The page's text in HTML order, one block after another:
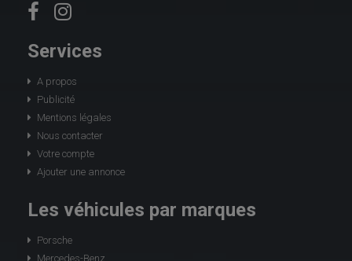
Services
A propos
Publicité
Mentions légales
Nous contacter
Votre compte
Ajouter une annonce
Les véhicules par marques
Porsche
Mercedes-Benz